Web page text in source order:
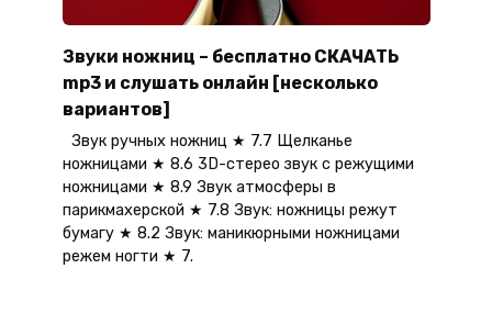
Звуки ножниц – бесплатно СКАЧАТЬ
mp3 и слушать онлайн [несколько
вариантов]
Звук ручных ножниц ★ 7.7 Щелканье
ножницами ★ 8.6 3D-стерео звук с режущими
ножницами ★ 8.9 Звук атмосферы в
парикмахерской ★ 7.8 Звук: ножницы режут
бумагу ★ 8.2 Звук: маникюрными ножницами
режем ногти ★ 7.